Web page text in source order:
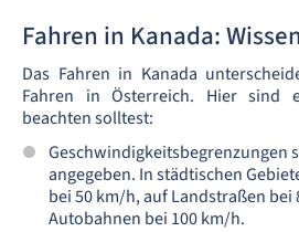
Fahren in Kanada:
Das Fahren in Kanada
Fahren in Österreich. Hier sind
beachten solltest:
Geschwindigkeitsbegrenzungen
angegeben. In städtischen
bei 50 km/h, auf Landstraßen
Autobahnen bei 100 km/h.